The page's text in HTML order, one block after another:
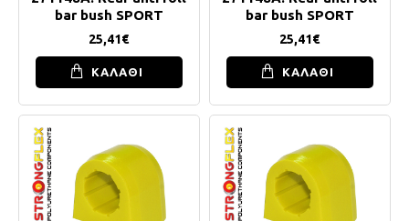
bar bush SPORT
25,41€
ΚΑΛΑΘΙ
bar bush SPORT
25,41€
ΚΑΛΑΘΙ